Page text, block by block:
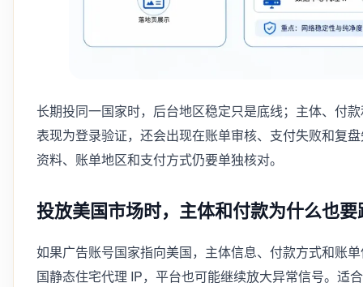
长期投同一国家时，后台地区稳定只是底线；主体、付
表现为登录验证，还会出现在账单审核、支付失败和复
资料、账单地区和支付方式仍要单独核对。
投放美国市场时，主体和付款为什么也
如果广告账号国家指向美国，主体信息、付款方式和账
国静态住宅代理 IP，平台也可能继续放大异常信号。适